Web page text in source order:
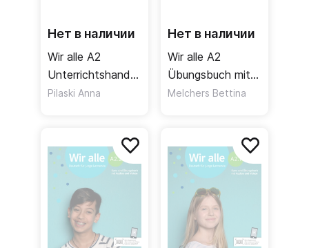
Нет в наличии
Wir alle A2
Unterrichtshandbuch
/ Книга для
Pilaski Anna
Нет в наличии
Wir alle A2
Übungsbuch mit
Audios und
+ видео
Melchers Bettina